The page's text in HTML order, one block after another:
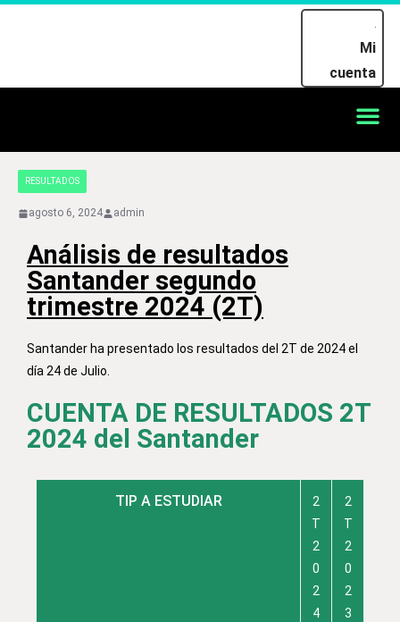
Mi
cuenta
RESULTADOS
agosto 6, 2024 admin
Análisis de resultados
Santander segundo
trimestre 2024 (2T)
Santander ha presentado los resultados del 2T de 2024 el
día 24 de Julio.
CUENTA DE RESULTADOS 2T
2024 del Santander
TIP A ESTUDIAR
2
T
2
0
2
4
2
T
2
0
2
3